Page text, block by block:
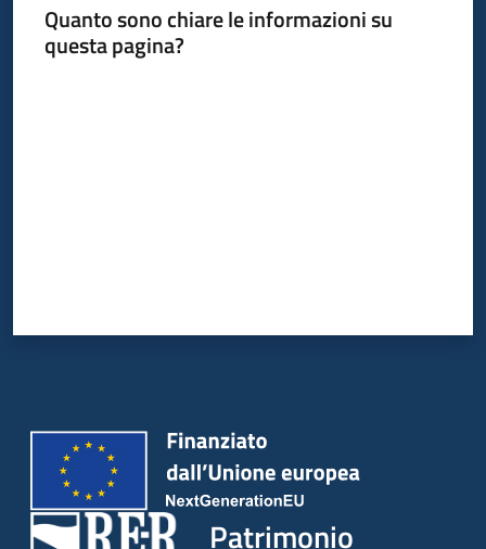
Quanto sono chiare le informazioni su
questa pagina?
Patrimonio